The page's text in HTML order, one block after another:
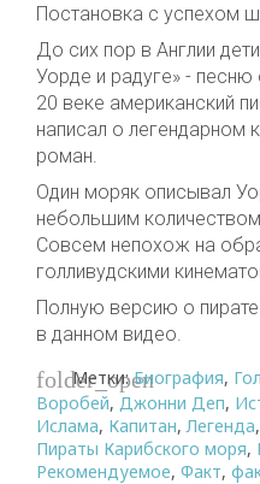
Постановка с успехом
До сих пор в Англии
Уорде и радуге» -
20 веке американский
написал о легендарном
роман.
Один моряк описывал
небольшим
Совсем непохож на
голливудскими
Полную версию о
в данном видео.
folder_open
Метки:Биография,
Воробей, Джонни Деп,
Ислама, Капитан, Легенда,
Пираты Карибского моря,
Рекомендуемое, Факт,